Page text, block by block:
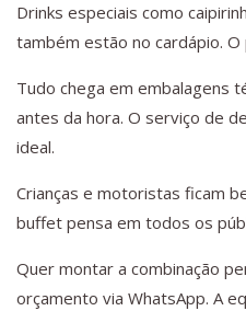
Drinks especiais como
também estão no cardápio.
Tudo chega em embalagens
antes da hora. O serviço de
ideal.
Crianças e motoristas ficam
buffet pensa em todos os
Quer montar a combinação
orçamento via WhatsApp. A